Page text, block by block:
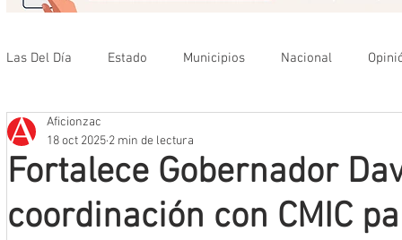
Las Del Día Estado Municipios Nacional
Que no se olvide
Mineros LNBP
Fortalece Gobernador
coordinación con CMIC
Aficionzac
18 oct 2025 2 min de lectura